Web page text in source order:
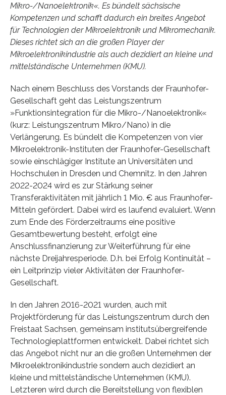
Mikro-/Nanoelektronik«. Es bündelt sächsische
Kompetenzen und schafft dadurch ein breites Angebot
für Technologien der Mikroelektronik und Mikromechanik.
Dieses richtet sich an die großen Player der
Mikroelektronikindustrie als auch dezidiert an kleine und
mittelständische Unternehmen (KMU).
Nach einem Beschluss des Vorstands der Fraunhofer-
Gesellschaft geht das Leistungszentrum
»Funktionsintegration für die Mikro-/Nanoelektronik«
(kurz: Leistungszentrum Mikro/Nano) in die
Verlängerung. Es bündelt die Kompetenzen von vier
Mikroelektronik-Instituten der Fraunhofer-Gesellschaft
sowie einschlägiger Institute an Universitäten und
Hochschulen in Dresden und Chemnitz. In den Jahren
2022-2024 wird es zur Stärkung seiner
Transferaktivitäten mit jährlich 1 Mio. € aus Fraunhofer-
Mitteln gefördert. Dabei wird es laufend evaluiert. Wenn
zum Ende des Förderzeitraums eine positive
Gesamtbewertung besteht, erfolgt eine
Anschlussfinanzierung zur Weiterführung für eine
nächste Dreijahresperiode. D.h. bei Erfolg Kontinuität –
ein Leitprinzip vieler Aktivitäten der Fraunhofer-
Gesellschaft.
In den Jahren 2016-2021 wurden, auch mit
Projektförderung für das Leistungszentrum durch den
Freistaat Sachsen, gemeinsam institutsübergreifende
Technologieplattformen entwickelt. Dabei richtet sich
das Angebot nicht nur an die großen Unternehmen der
Mikroelektronikindustrie sondern auch dezidiert an
kleine und mittelständische Unternehmen (KMU).
Letzteren wird durch die Bereitstellung von flexiblen